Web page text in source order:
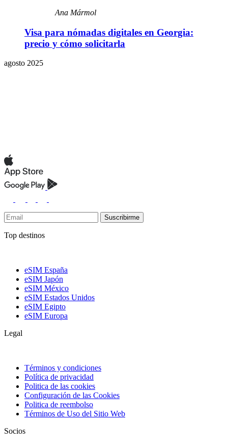
Ana Mármol
Visa para nómadas digitales en Georgia:
precio y cómo solicitarla
agosto 2025
Suscribirme
Top destinos
eSIM España
eSIM Japón
eSIM México
eSIM Estados Unidos
eSIM Egipto
eSIM Europa
Legal
Términos y condiciones
Política de privacidad
Politica de las cookies
Configuración de las Cookies
Politica de reembolso
Términos de Uso del Sitio Web
Socios